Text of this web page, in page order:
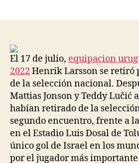
El 17 de julio, equipacion
2022 Henrik Larsson se retiró
de la selección nacional.
Mattias Jonson y Teddy Lučić
habían retirado de la
segundo encuentro, frente a
en el Estadio Luis Dosal de
único gol de Israel en los
por el jugador más